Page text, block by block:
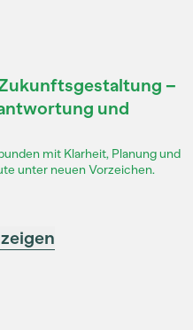
–
und
mit Klarheit, Planung und
unter neuen Vorzeichen.